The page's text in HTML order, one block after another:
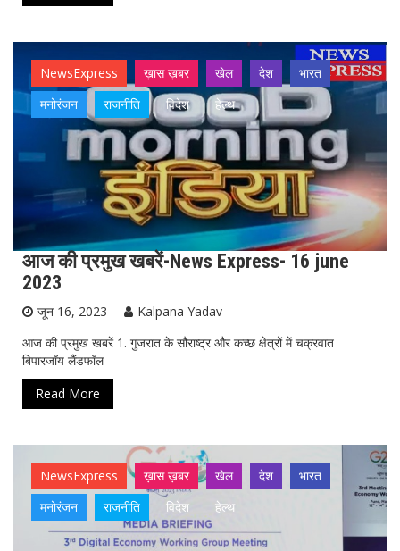
NewsExpress ख़ास ख़बर खेल देश
भारत
मनोरंजन
राजनीति विदेश हेल्थ
आज की प्रमुख खबरें-News Express- 16 june
2023
जून 16, 2023
Kalpana Yadav
आज की प्रमुख खबरें 1. गुजरात के सौराष्ट्र और कच्छ क्षेत्रों में चक्रवात
बिपारजॉय लैंडफॉल
Read More
NewsExpress ख़ास ख़बर खेल देश
भारत
मनोरंजन
राजनीति विदेश हेल्थ